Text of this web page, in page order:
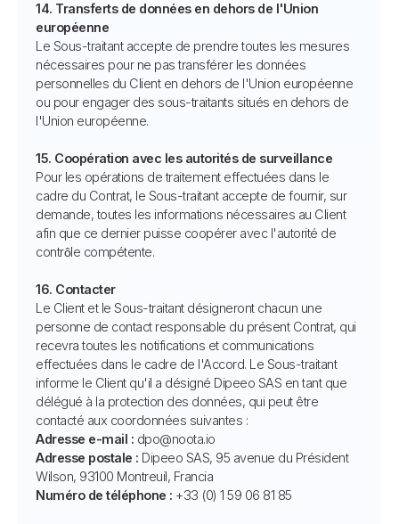
14. Transferts de données en dehors de l'Union
européenne
Le Sous-traitant accepte de prendre toutes les mesures
nécessaires pour ne pas transférer les données
personnelles du Client en dehors de l'Union européenne
ou pour engager des sous-traitants situés en dehors de
l'Union européenne.
15. Coopération avec les autorités de surveillance
Pour les opérations de traitement effectuées dans le
cadre du Contrat, le Sous-traitant accepte de fournir, sur
demande, toutes les informations nécessaires au Client
afin que ce dernier puisse coopérer avec l'autorité de
contrôle compétente.
16. Contacter
Le Client et le Sous-traitant désigneront chacun une
personne de contact responsable du présent Contrat, qui
recevra toutes les notifications et communications
effectuées dans le cadre de l'Accord. Le Sous-traitant
informe le Client qu'il a désigné Dipeeo SAS en tant que
délégué à la protection des données, qui peut être
contacté aux coordonnées suivantes :
Adresse e-mail : dpo@noota.io
Adresse postale : Dipeeo SAS, 95 avenue du Président
Wilson, 93100 Montreuil, Francia
Numéro de téléphone : +33 (0) 1 59 06 81 85